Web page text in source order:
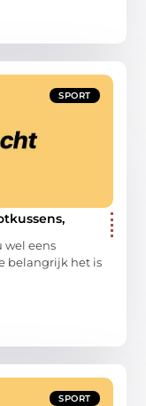
SPORT
wel eens
belangrijk het is
SPORT